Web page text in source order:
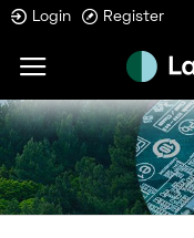
Login Register